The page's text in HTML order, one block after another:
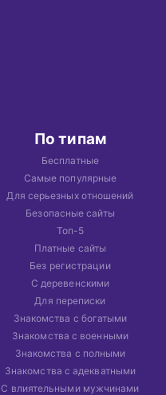
По типам
Бесплатные
Самые популярные
Для серьезных отношений
Безопасные сайты
Топ-5
Платные сайты
Без регистрации
С деревенскими
Для переписки
Знакомства с богатыми
Знакомства с военными
Знакомства с полными
Знакомства с адекватными
С влиятельными мужчинами